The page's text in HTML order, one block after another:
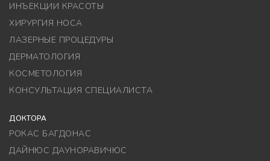
ИНЪЕКЦИИ КРАСОТЫ
ХИРУРГИЯ НОСА
ЛАЗЕРНЫЕ ПРОЦЕДУРЫ
ДЕРМАТОЛОГИЯ
КОСМЕТОЛОГИЯ
КОНСУЛЬТАЦИЯ СПЕЦИАЛИСТА
ДОКТОРА
РОКАС БАГДОНАС
ДАЙНЮС ДАУНОРАВИЧЮС